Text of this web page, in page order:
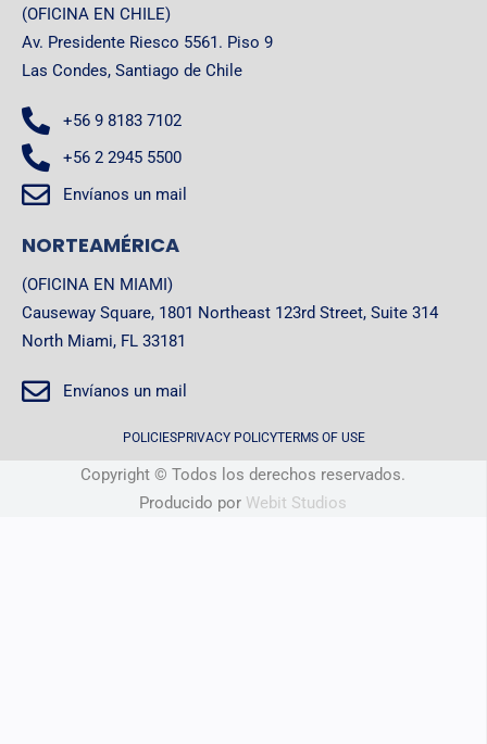
(OFICINA EN CHILE)
Av. Presidente Riesco 5561. Piso 9
Las Condes, Santiago de Chile
+56 9 8183 7102
+56 2 2945 5500
Envíanos un mail
NORTEAMÉRICA
(OFICINA EN MIAMI)
Causeway Square, 1801 Northeast 123rd Street, Suite 314
North Miami, FL 33181
Envíanos un mail
POLICIESPRIVACY POLICYTERMS OF USE
Copyright © Todos los derechos reservados.
Producido por Webit Studios